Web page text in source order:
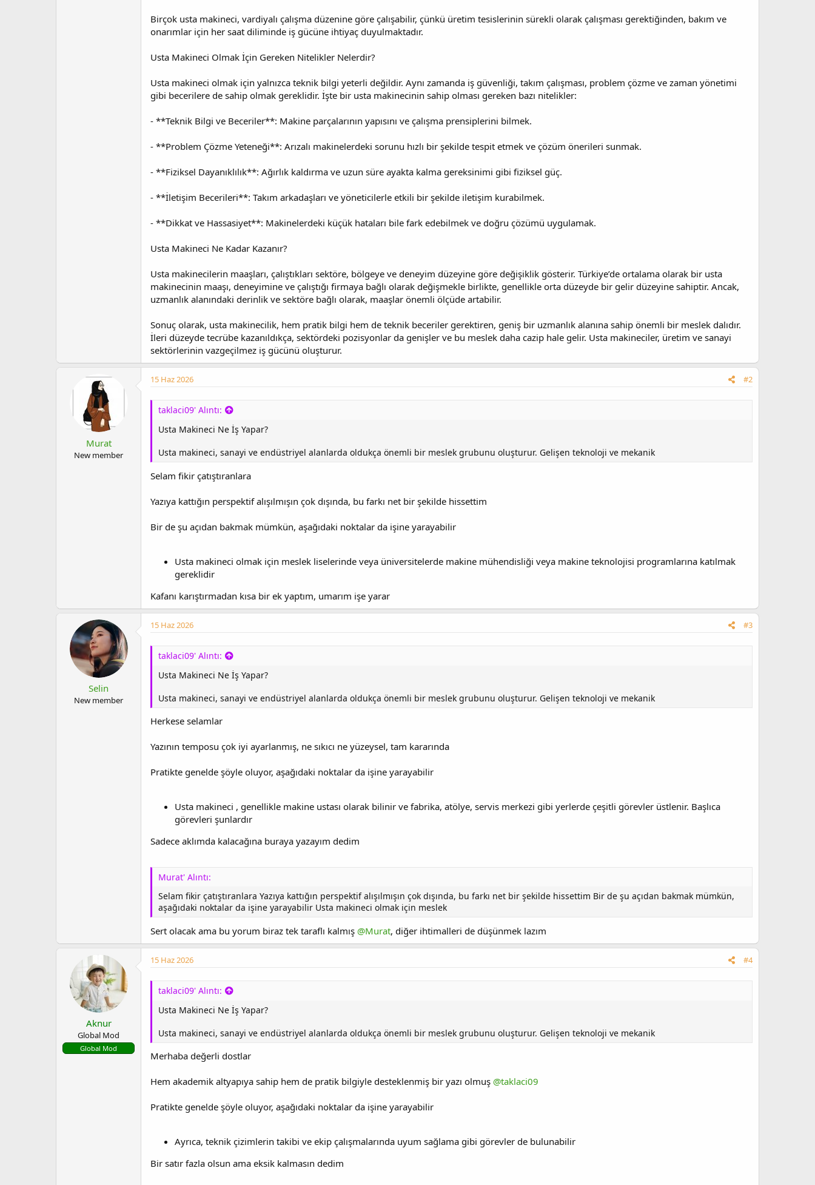
Birçok usta makineci, vardiyalı çalışma düzenine göre çalışabilir, çünkü üretim tesislerinin sürekli olarak çalışması gerektiğinden, bakım ve
onarımlar için her saat diliminde iş gücüne ihtiyaç duyulmaktadır.
Usta Makineci Olmak İçin Gereken Nitelikler Nelerdir?
Usta makineci olmak için yalnızca teknik bilgi yeterli değildir. Aynı zamanda iş güvenliği, takım çalışması, problem çözme ve zaman yönetimi
gibi becerilere de sahip olmak gereklidir. İşte bir usta makinecinin sahip olması gereken bazı nitelikler:
- **Teknik Bilgi ve Beceriler**: Makine parçalarının yapısını ve çalışma prensiplerini bilmek.
- **Problem Çözme Yeteneği**: Arızalı makinelerdeki sorunu hızlı bir şekilde tespit etmek ve çözüm önerileri sunmak.
- **Fiziksel Dayanıklılık**: Ağırlık kaldırma ve uzun süre ayakta kalma gereksinimi gibi fiziksel güç.
- **İletişim Becerileri**: Takım arkadaşları ve yöneticilerle etkili bir şekilde iletişim kurabilmek.
- **Dikkat ve Hassasiyet**: Makinelerdeki küçük hataları bile fark edebilmek ve doğru çözümü uygulamak.
Usta Makineci Ne Kadar Kazanır?
Usta makinecilerin maaşları, çalıştıkları sektöre, bölgeye ve deneyim düzeyine göre değişiklik gösterir. Türkiye’de ortalama olarak bir usta
makinecinin maaşı, deneyimine ve çalıştığı firmaya bağlı olarak değişmekle birlikte, genellikle orta düzeyde bir gelir düzeyine sahiptir. Ancak,
uzmanlık alanındaki derinlik ve sektöre bağlı olarak, maaşlar önemli ölçüde artabilir.
Sonuç olarak, usta makinecilik, hem pratik bilgi hem de teknik beceriler gerektiren, geniş bir uzmanlık alanına sahip önemli bir meslek dalıdır.
İleri düzeyde tecrübe kazanıldıkça, sektördeki pozisyonlar da genişler ve bu meslek daha cazip hale gelir. Usta makineciler, üretim ve sanayi
sektörlerinin vazgeçilmez iş gücünü oluşturur.
Murat
New member
15 Haz 2026 #2
taklaci09' Alıntı:
Usta Makineci Ne İş Yapar?
Usta makineci, sanayi ve endüstriyel alanlarda oldukça önemli bir meslek grubunu oluşturur. Gelişen teknoloji ve mekanik
Selam fikir çatıştıranlara
Yazıya kattığın perspektif alışılmışın çok dışında, bu farkı net bir şekilde hissettim
Bir de şu açıdan bakmak mümkün, aşağıdaki noktalar da işine yarayabilir
Usta makineci olmak için meslek liselerinde veya üniversitelerde makine mühendisliği veya makine teknolojisi programlarına katılmak
gereklidir
Kafanı karıştırmadan kısa bir ek yaptım, umarım işe yarar
Selin
New member
15 Haz 2026 #3
taklaci09' Alıntı:
Usta Makineci Ne İş Yapar?
Usta makineci, sanayi ve endüstriyel alanlarda oldukça önemli bir meslek grubunu oluşturur. Gelişen teknoloji ve mekanik
Herkese selamlar
Yazının temposu çok iyi ayarlanmış, ne sıkıcı ne yüzeysel, tam kararında
Pratikte genelde şöyle oluyor, aşağıdaki noktalar da işine yarayabilir
Usta makineci , genellikle makine ustası olarak bilinir ve fabrika, atölye, servis merkezi gibi yerlerde çeşitli görevler üstlenir. Başlıca
görevleri şunlardır
Sadece aklımda kalacağına buraya yazayım dedim
Murat' Alıntı:
Selam fikir çatıştıranlara Yazıya kattığın perspektif alışılmışın çok dışında, bu farkı net bir şekilde hissettim Bir de şu açıdan bakmak mümkün,
aşağıdaki noktalar da işine yarayabilir Usta makineci olmak için meslek
Sert olacak ama bu yorum biraz tek taraflı kalmış @Murat, diğer ihtimalleri de düşünmek lazım
Aknur
Global Mod
Global Mod
15 Haz 2026 #4
taklaci09' Alıntı:
Usta Makineci Ne İş Yapar?
Usta makineci, sanayi ve endüstriyel alanlarda oldukça önemli bir meslek grubunu oluşturur. Gelişen teknoloji ve mekanik
Merhaba değerli dostlar
Hem akademik altyapıya sahip hem de pratik bilgiyle desteklenmiş bir yazı olmuş @taklaci09
Pratikte genelde şöyle oluyor, aşağıdaki noktalar da işine yarayabilir
Ayrıca, teknik çizimlerin takibi ve ekip çalışmalarında uyum sağlama gibi görevler de bulunabilir
Bir satır fazla olsun ama eksik kalmasın dedim